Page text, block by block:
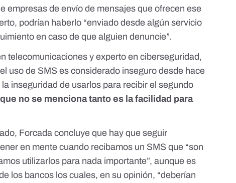
empresas de envío de mensajes que ofrecen ese
podrían haberlo “enviado desde algún servicio
en caso de que alguien denuncie”.
telecomunicaciones y experto en ciberseguridad,
uso de SMS es considerado inseguro desde hace
inseguridad de usarlos para recibir el segundo
no se menciona tanto es la facilidad para
Forcada concluye que hay que seguir
en mente cuando recibamos un SMS que “son
utilizarlos para nada importante”, aunque es
los bancos los cuales, en su opinión, “deberían